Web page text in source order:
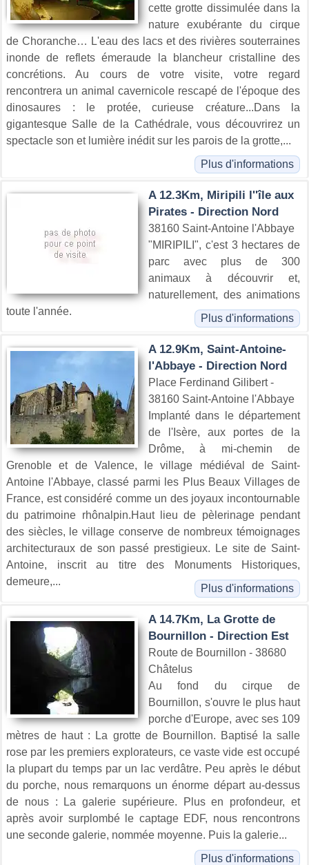
cette grotte dissimulée dans la
nature exubérante du cirque
de Choranche… L'eau des lacs et des rivières souterraines
inonde de reflets émeraude la blancheur cristalline des
concrétions. Au cours de votre visite, votre regard
rencontrera un animal cavernicole rescapé de l'époque des
dinosaures : le protée, curieuse créature...Dans la
gigantesque Salle de la Cathédrale, vous découvrirez un
spectacle son et lumière inédit sur les parois de la grotte,...
Plus d'informations
A 12.3Km, Miripili l''île aux
Pirates - Direction Nord
38160 Saint-Antoine l'Abbaye
"MIRIPILI", c'est 3 hectares de
parc avec plus de 300
animaux à découvrir et,
naturellement, des animations
toute l'année.
Plus d'informations
A 12.9Km, Saint-Antoine-
l'Abbaye - Direction Nord
Place Ferdinand Gilibert -
38160 Saint-Antoine l'Abbaye
Implanté dans le département
de l'Isère, aux portes de la
Drôme, à mi-chemin de
Grenoble et de Valence, le village médiéval de Saint-
Antoine l'Abbaye, classé parmi les Plus Beaux Villages de
France, est considéré comme un des joyaux incontournable
du patrimoine rhônalpin.Haut lieu de pèlerinage pendant
des siècles, le village conserve de nombreux témoignages
architecturaux de son passé prestigieux. Le site de Saint-
Antoine, inscrit au titre des Monuments Historiques,
demeure,...
Plus d'informations
A 14.7Km, La Grotte de
Bournillon - Direction Est
Route de Bournillon - 38680
Châtelus
Au fond du cirque de
Bournillon, s'ouvre le plus haut
porche d'Europe, avec ses 109
mètres de haut : La grotte de Bournillon. Baptisé la salle
rose par les premiers explorateurs, ce vaste vide est occupé
la plupart du temps par un lac verdâtre. Peu après le début
du porche, nous remarquons un énorme départ au-dessus
de nous : La galerie supérieure. Plus en profondeur, et
après avoir surplombé le captage EDF, nous rencontrons
une seconde galerie, nommée moyenne. Puis la galerie...
Plus d'informations